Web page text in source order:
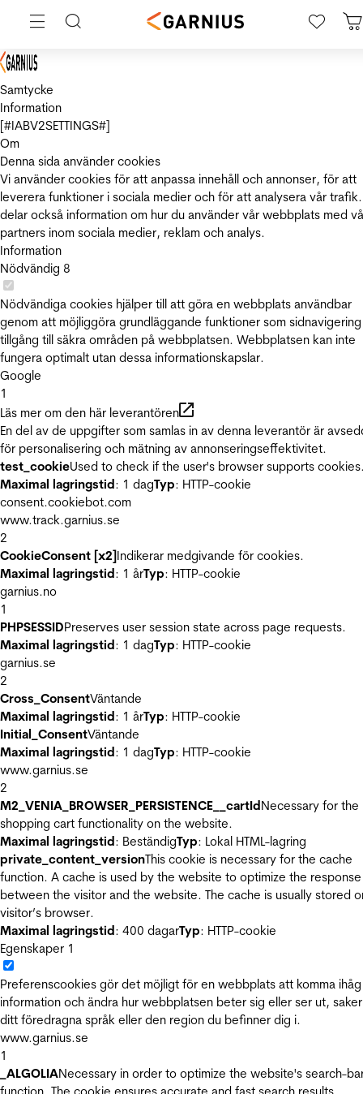
Samtycke
Information
[#IABV2SETTINGS#]
Om
Denna sida använder cookies
Vi använder cookies för att anpassa innehåll och annonser, för att
leverera funktioner i sociala medier och för att analysera vår
delar också information om hur du använder vår webbplats med
partners inom sociala medier, reklam och analys.
Information
Nödvändig 8
Nödvändiga cookies hjälper till att göra en webbplats användbar
genom att möjliggöra grundläggande funktioner som
tillgång till säkra områden på webbplatsen. Webbplatsen kan inte
fungera optimalt utan dessa informationskapslar.
Google
1
Läs mer om den här leverantören
En del av de uppgifter som samlas in av denna leverantör är
för personalisering och mätning av annonseringseffektivitet.
test_cookieUsed to check if the user's browser supports
Maximal lagringstid: 1 dagTyp: HTTP-cookie
consent.cookiebot.com
www.track.garnius.se
2
CookieConsent [x2]Indikerar medgivande för cookies.
Maximal lagringstid: 1 årTyp: HTTP-cookie
garnius.no
1
PHPSESSIDPreserves user session state across page requests.
Maximal lagringstid: 1 dagTyp: HTTP-cookie
garnius.se
2
Cross_ConsentVäntande
Maximal lagringstid: 1 årTyp: HTTP-cookie
Initial_ConsentVäntande
Maximal lagringstid: 1 dagTyp: HTTP-cookie
www.garnius.se
2
M2_VENIA_BROWSER_PERSISTENCE__cartIdNecessary for the
shopping cart functionality on the website.
Maximal lagringstid: BeständigTyp: Lokal HTML-lagring
private_content_versionThis cookie is necessary for the cache
function. A cache is used by the website to optimize the
between the visitor and the website. The cache is usually stored
visitor’s browser.
Maximal lagringstid: 400 dagarTyp: HTTP-cookie
Egenskaper 1
Preferenscookies gör det möjligt för en webbplats att komma ihåg
information och ändra hur webbplatsen beter sig eller ser ut,
ditt föredragna språk eller den region du befinner dig i.
www.garnius.se
1
_ALGOLIANecessary in order to optimize the website's search-